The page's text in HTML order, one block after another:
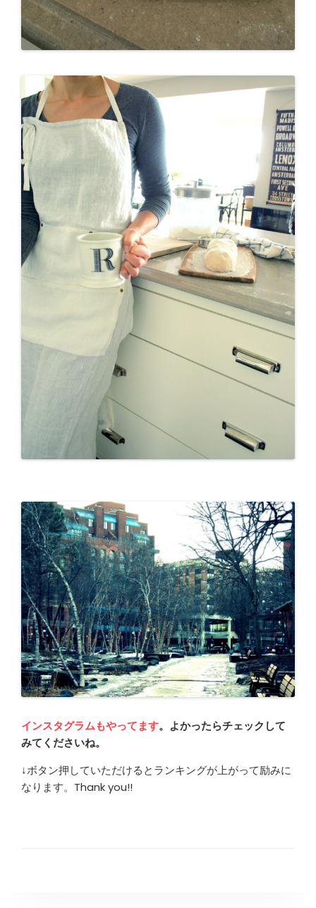
インスタグラムもやってます。よかったらチェックして
みてくださいね。
↓ボタン押していただけるとランキングが上がって励みに
なります。Thank you!!